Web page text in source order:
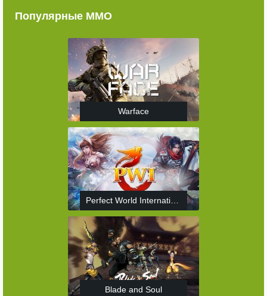
Популярные ММО
Warface
Perfect World International
Blade and Soul